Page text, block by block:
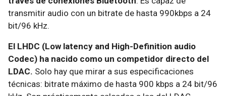
transmitir audio con un bitrate de hasta 990kbps a 24
bit/96 kHz.
El LHDC (Low latency and High-Definition audio
Codec) ha nacido como un competidor directo del
LDAC. Solo hay que mirar a sus especificaciones
técnicas: bitrate máximo de hasta 900 kbps a 24 bit/96